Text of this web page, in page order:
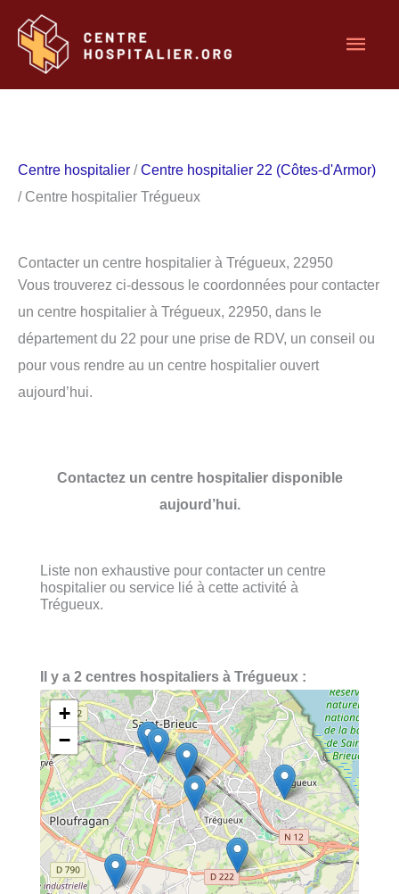
contenu
Centre hospitalier /Centre hospitalier 22 (Côtes-d'Armor)
/ Centre hospitalier Trégueux
Contacter un centre hospitalier à Trégueux, 22950
Vous trouverez ci-dessous le coordonnées pour contacter
un centre hospitalier à Trégueux, 22950, dans le
département du 22 pour une prise de RDV, un conseil ou
pour vous rendre au un centre hospitalier ouvert
aujourd’hui.
Contactez un centre hospitalier disponible
aujourd’hui.
Liste non exhaustive pour contacter un centre
hospitalier ou service lié à cette activité à
Trégueux.
Il y a 2 centres hospitaliers à Trégueux :
+
−